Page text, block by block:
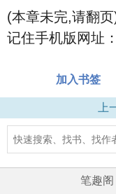
(本章未完,请翻页
记住手机版网址
加入书签
上
笔趣阁